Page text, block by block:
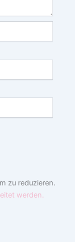
zu reduzieren.
werden.